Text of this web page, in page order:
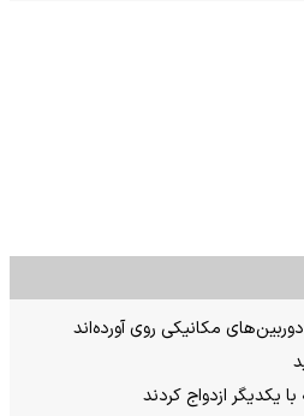
مکانیکی روی آورده‌اند
یکدیگر ازدواج کردند